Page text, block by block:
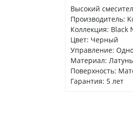
Высокий
Производитель:
Коллекция: Black
Цвет: Черный
Управление:
Материал: Латунь
Поверхность:
Гарантия: 5 лет